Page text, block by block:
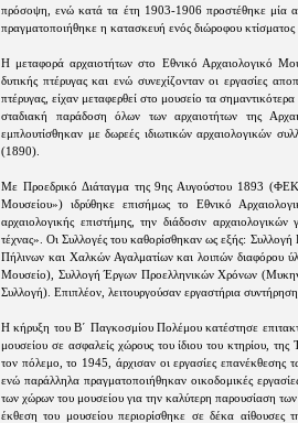
πρόσοψη, ενώ κατά τα έτη 1903-1906 προστέθηκε μία
πραγματοποιήθηκε η κατασκευή ενός διώροφου
Η μεταφορά αρχαιοτήτων στο Εθνικό Αρχαιολογικό
δυτικής πτέρυγας και ενώ συνεχίζονταν οι εργασίες
πτέρυγας, είχαν μεταφερθεί στο μουσείο τα
σταδιακή παράδοση όλων των αρχαιοτήτων της
εμπλουτίσθηκαν με δωρεές ιδιωτικών αρχαιολογικών
(1890).
Με Προεδρικό Διάταγμα της 9ης Αυγούστου 1893
Μουσείου») ιδρύθηκε επισήμως το Εθνικό
αρχαιολογικής επιστήμης, την διάδοσιν
τέχνας». Οι Συλλογές του καθορίσθηκαν ως εξής:
Πήλινων και Χαλκών Αγαλματίων και λοιπών διαφόρου
Μουσείο), Συλλογή Έργων Προελληνικών Χρόνων
Συλλογή). Επιπλέον, λειτουργούσαν εργαστήρια
Η κήρυξη του Β΄ Παγκοσμίου Πολέμου κατέστησε
μουσείου σε ασφαλείς χώρους του ίδιου του κτηρίου,
τον πόλεμο, το 1945, άρχισαν οι εργασίες επανέκθεσης
ενώ παράλληλα πραγματοποιήθηκαν οικοδομικές
των χώρων του μουσείου για την καλύτερη παρουσίαση
έκθεση του μουσείου περιορίσθηκε σε δέκα